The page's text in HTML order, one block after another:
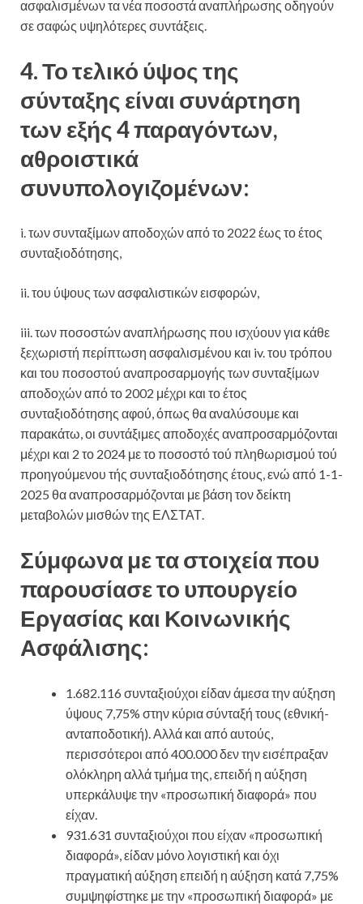
ασφαλισμένων τα νέα ποσοστά αναπλήρωσης οδηγούν
σε σαφώς υψηλότερες συντάξεις.
4.Το τελικό ύψος της
σύνταξης είναι συνάρτηση
των εξής 4 παραγόντων,
αθροιστικά
συνυπολογιζομένων:
i. των συνταξίμων αποδοχών από το 2022 έως το έτος
συνταξιοδότησης,
ii. του ύψους των ασφαλιστικών εισφορών,
iii. των ποσοστών αναπλήρωσης που ισχύουν για κάθε
ξεχωριστή περίπτωση ασφαλισμένου και iv. του τρόπου
και του ποσοστού αναπροσαρμογής των συνταξίμων
αποδοχών από το 2002 μέχρι και το έτος
συνταξιοδότησης αφού, όπως θα αναλύσουμε και
παρακάτω, οι συντάξιμες αποδοχές αναπροσαρμόζονται
μέχρι και 2 το 2024 με το ποσοστό τού πληθωρισμού τού
προηγούμενου τής συνταξιοδότησης έτους, ενώ από 1-1-
2025 θα αναπροσαρμόζονται με βάση τον δείκτη
μεταβολών μισθών της ΕΛΣΤΑΤ.
Σύμφωνα με τα στοιχεία που
παρουσίασε το υπουργείο
Εργασίας και Κοινωνικής
Ασφάλισης:
1.682.116 συνταξιούχοι είδαν άμεσα την αύξηση
ύψους 7,75% στην κύρια σύνταξή τους (εθνική-
ανταποδοτική). Αλλά και από αυτούς,
περισσότεροι από 400.000 δεν την εισέπραξαν
ολόκληρη αλλά τμήμα της, επειδή η αύξηση
υπερκάλυψε την «προσωπική διαφορά» που
είχαν.
931.631 συνταξιούχοι που είχαν «προσωπική
διαφορά», είδαν μόνο λογιστική και όχι
πραγματική αύξηση επειδή η αύξηση κατά 7,75%
συμψηφίστηκε με την «προσωπική διαφορά» με